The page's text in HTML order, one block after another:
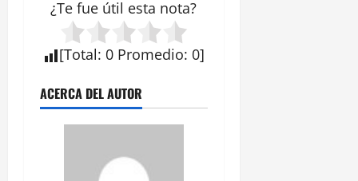
¿Te fue útil esta nota?
[Total: 0 Promedio: 0]
ACERCA DEL AUTOR